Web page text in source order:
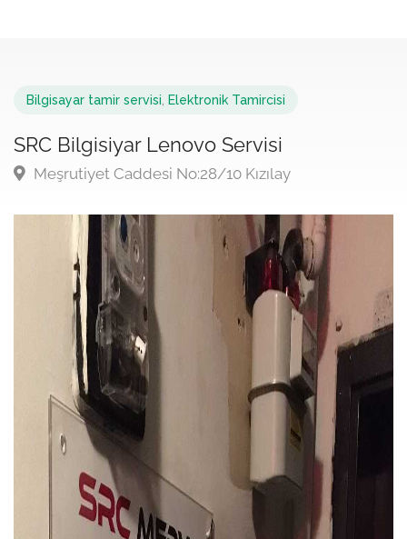
Bilgisayar tamir servisi Elektronik Tamircisi
SRC Bilgisiyar Lenovo Servisi
Meşrutiyet Caddesi No:28/10 Kızılay